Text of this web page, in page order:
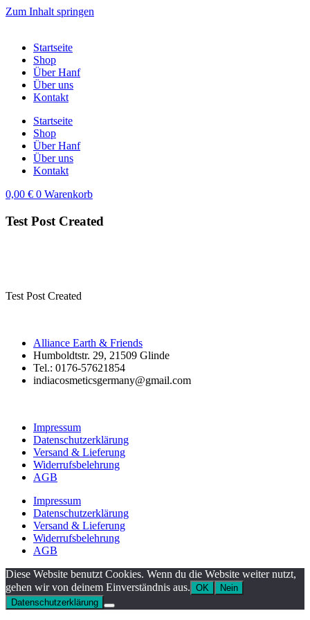
Zum Inhalt springen
Startseite
Shop
Über Hanf
Über uns
Kontakt
Startseite
Shop
Über Hanf
Über uns
Kontakt
0,00 € 0 Warenkorb
Test Post Created
Test Post Created
Alliance Earth & Friends
Humboldtstr. 29, 21509 Glinde
Tel.: 0176-57621854
indiacosmeticsgermany@gmail.com
Impressum
Datenschutzerklärung
Versand & Lieferung
Widerrufsbelehrung
AGB
Impressum
Datenschutzerklärung
Versand & Lieferung
Widerrufsbelehrung
AGB
Diese Website benutzt Cookies. Wenn du die Website weiter nutzt,
gehen wir von deinem Einverständnis aus. OK
Nein
Datenschutzerklärung